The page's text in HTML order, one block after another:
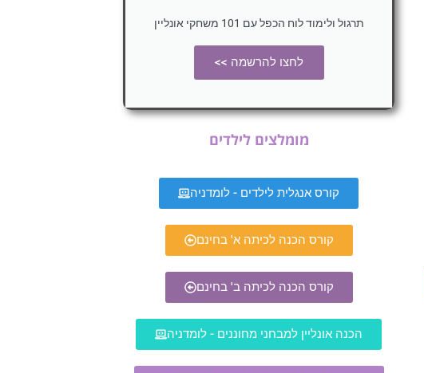
תרגול ולימוד לוח הכפל עם 101 משחקי אונליין
לחצו להרשמה >>
מומלצים לילדים
קורס אנגלית לילדים - לומדניה
קורס הכנה לכיתה א' בחינם
קורס הכנה לכיתה ב' בחינם
הכנה אונליין למבחני מחוננים - לומדניה